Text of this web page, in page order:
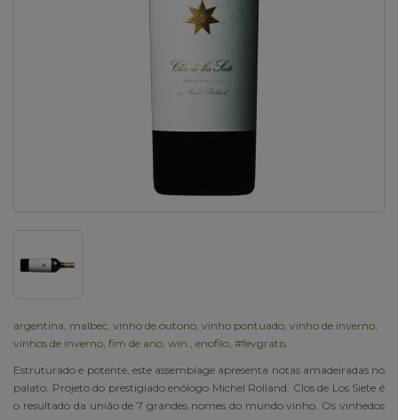
argentina malbec vinho de outono vinho pontuado vinho de inverno
vinhos de inverno fim de ano win. enofilo #fevgratis
Estruturado e potente, este assemblage apresenta notas amadeiradas no
palato. Projeto do prestigiado enólogo Michel Rolland, Clos de Los Siete é
o resultado da união de 7 grandes nomes do mundo vinho. Os vinhedos